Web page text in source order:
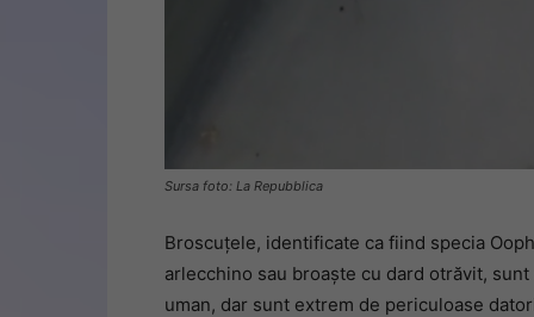
Sursa foto: La Repubblica
Broscuțele, identificate ca fiind specia
arlecchino sau broaște cu dard otrăvit,
uman, dar sunt extrem de periculoase